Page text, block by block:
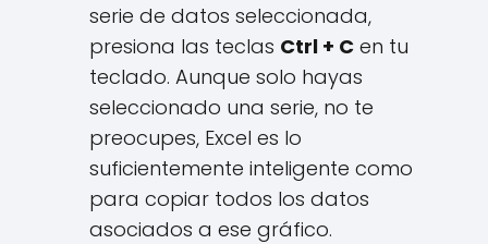
serie de datos seleccionada,
presiona las teclas Ctrl + C en tu
teclado. Aunque solo hayas
seleccionado una serie, no te
preocupes, Excel es lo
suficientemente inteligente como
para copiar todos los datos
asociados a ese gráfico.